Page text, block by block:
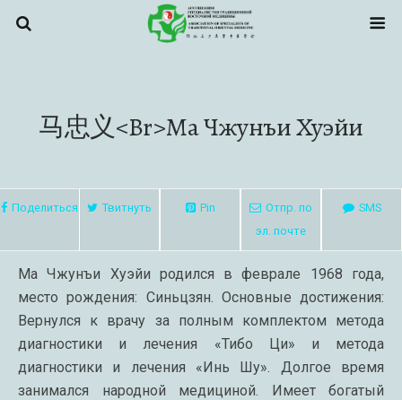
马忠义<br>Ма Чжунъи Хуэйи
Поделиться Твитнуть Pin
Отпр. по
эл. почте
SMS
Ма Чжунъи Хуэйи родился в феврале 1968 года,
место рождения: Синьцзян. Основные достижения:
Вернулся к врачу за полным комплектом метода
диагностики и лечения «Тибо Ци» и метода
диагностики и лечения «Инь Шу». Долгое время
занимался народной медициной. Имеет богатый